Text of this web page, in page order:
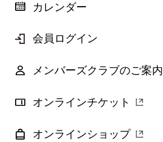
カレンダー
会員ログイン
メンバーズクラブのご案内
オンラインチケット
オンラインショップ